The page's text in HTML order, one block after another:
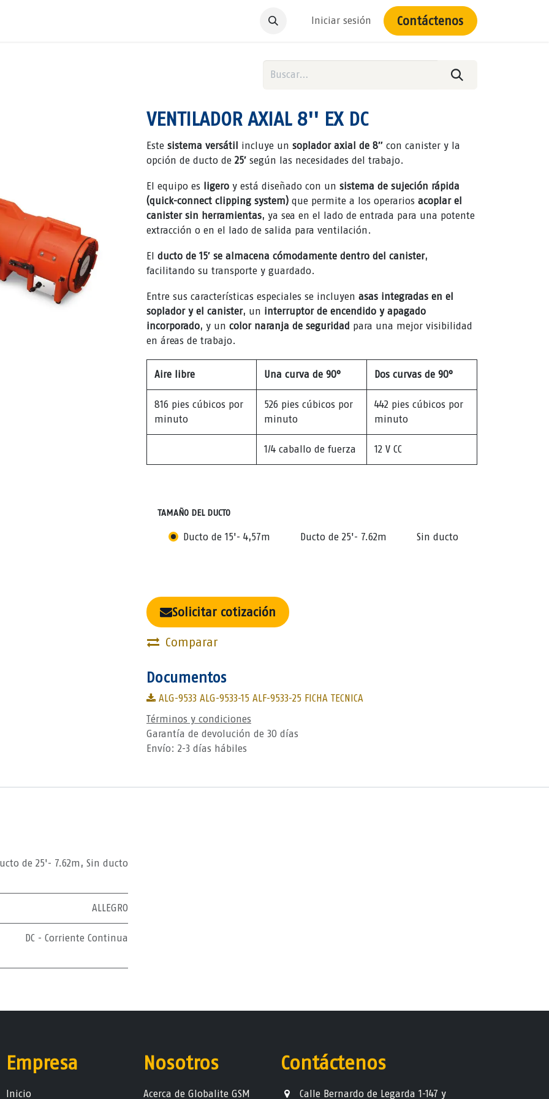
Iniciar sesión Contáctenos
VENTILADOR AXIAL 8'' EX DC
Este sistema versátil incluye un soplador axial de 8″ con canister y la
opción de ducto de 25′ según las necesidades del trabajo.
El equipo es ligero y está diseñado con un sistema de sujeción rápida
(quick-connect clipping system) que permite a los operarios acoplar el
canister sin herramientas, ya sea en el lado de entrada para una potente
extracción o en el lado de salida para ventilación.
El ducto de 15′ se almacena cómodamente dentro del canister,
facilitando su transporte y guardado.
Entre sus características especiales se incluyen asas integradas en el
soplador y el canister, un interruptor de encendido y apagado
incorporado, y un color naranja de seguridad para una mejor visibilidad
en áreas de trabajo.
Aire libre Una curva de 90° Dos curvas de 90°
816 pies cúbicos por
minuto
526 pies cúbicos por
minuto
442 pies cúbicos por
minuto
1/4 caballo de fuerza 12 V CC
TAMAÑO DEL DUCTO
Ducto de 15'- 4,57m Ducto de 25'- 7.62m Sin ducto
Solicitar cotización
Comparar
Documentos
ALG-9533 ALG-9533-15 ALF-9533-25 FICHA TECNICA
Términos y condiciones
Garantía de devolución de 30 días
Envío: 2-3 días hábiles
de 25'- 7.62m , Sin ducto
ALLEGRO
DC - Corriente Continua
Contáctenos
Calle Bernardo de Legarda 1-147 y
Empresa
Ini​ci​o
Nosotros
Acerca de Globalite GSM